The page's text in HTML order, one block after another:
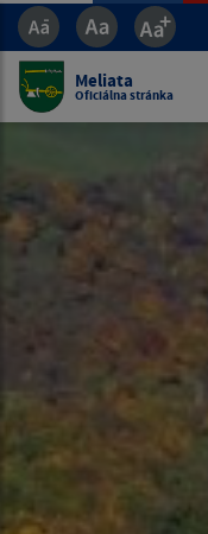
Meliata
Oficiálna stránka